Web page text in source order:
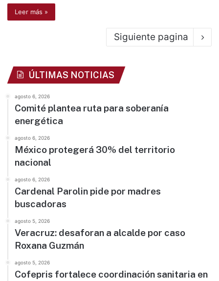
Leer más »
Siguiente pagina
ÚLTIMAS NOTICIAS
agosto 6, 2026
Comité plantea ruta para soberanía
energética
agosto 6, 2026
México protegerá 30% del territorio
nacional
agosto 6, 2026
Cardenal Parolin pide por madres
buscadoras
agosto 5, 2026
Veracruz: desaforan a alcalde por caso
Roxana Guzmán
agosto 5, 2026
Cofepris fortalece coordinación sanitaria en